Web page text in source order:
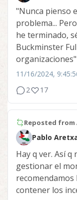
"Nunca pienso
problema...
he terminado,
Buckminster
11/16/2024,
2
17
Reposted from
Pablo
Hay q ver. Así
gestionar el
contener los